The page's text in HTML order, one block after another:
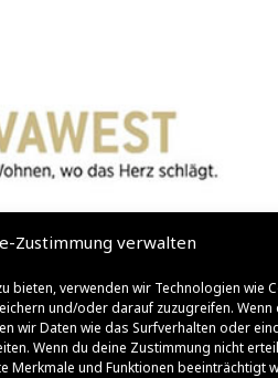
Zustimmung verwalten
bieten, verwenden wir Technologien wie
und/oder darauf zuzugreifen. Wenn
wir Daten wie das Surfverhalten oder
Wenn du deine Zustimmung nicht
Merkmale und Funktionen beeinträchtigt